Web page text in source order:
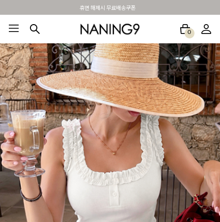
BEST 포토리뷰 - 매주 2명추첨 3만원쿠폰
0
BEST100🤍 NEW5% 베스트재진행 썸머여행룩 아울렛 하객&모임룩